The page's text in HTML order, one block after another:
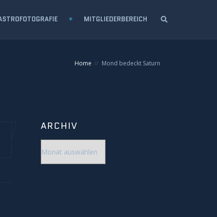
MITGLIEDERBEREICH
Home Mond bedeckt Saturn
ARCHIV